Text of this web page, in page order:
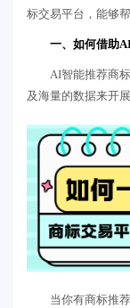
标交易平台，能够
一、如何借助
AI智能推荐商
及海量的数据来开展
当你有商标推